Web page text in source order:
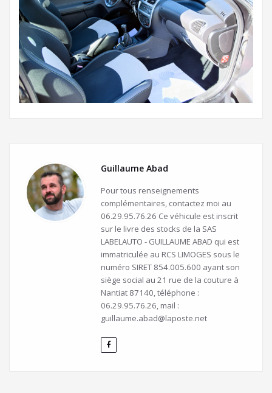
Guillaume Abad
Pour tous renseignements
complémentaires, contactez moi au
06.29.95.76.26 Ce véhicule est inscrit
sur le livre des stocks de la SAS
LABELAUTO - GUILLAUME ABAD qui est
immatriculée au RCS LIMOGES sous le
numéro SIRET 854.005.600 ayant son
siège social au 21 rue de la couture à
Nantiat 87140, téléphone :
06.29.95.76.26, mail :
guillaume.abad@laposte.net